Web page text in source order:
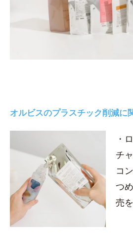
オルビスのプラスチック削減に
・
チ
コ
つ
売